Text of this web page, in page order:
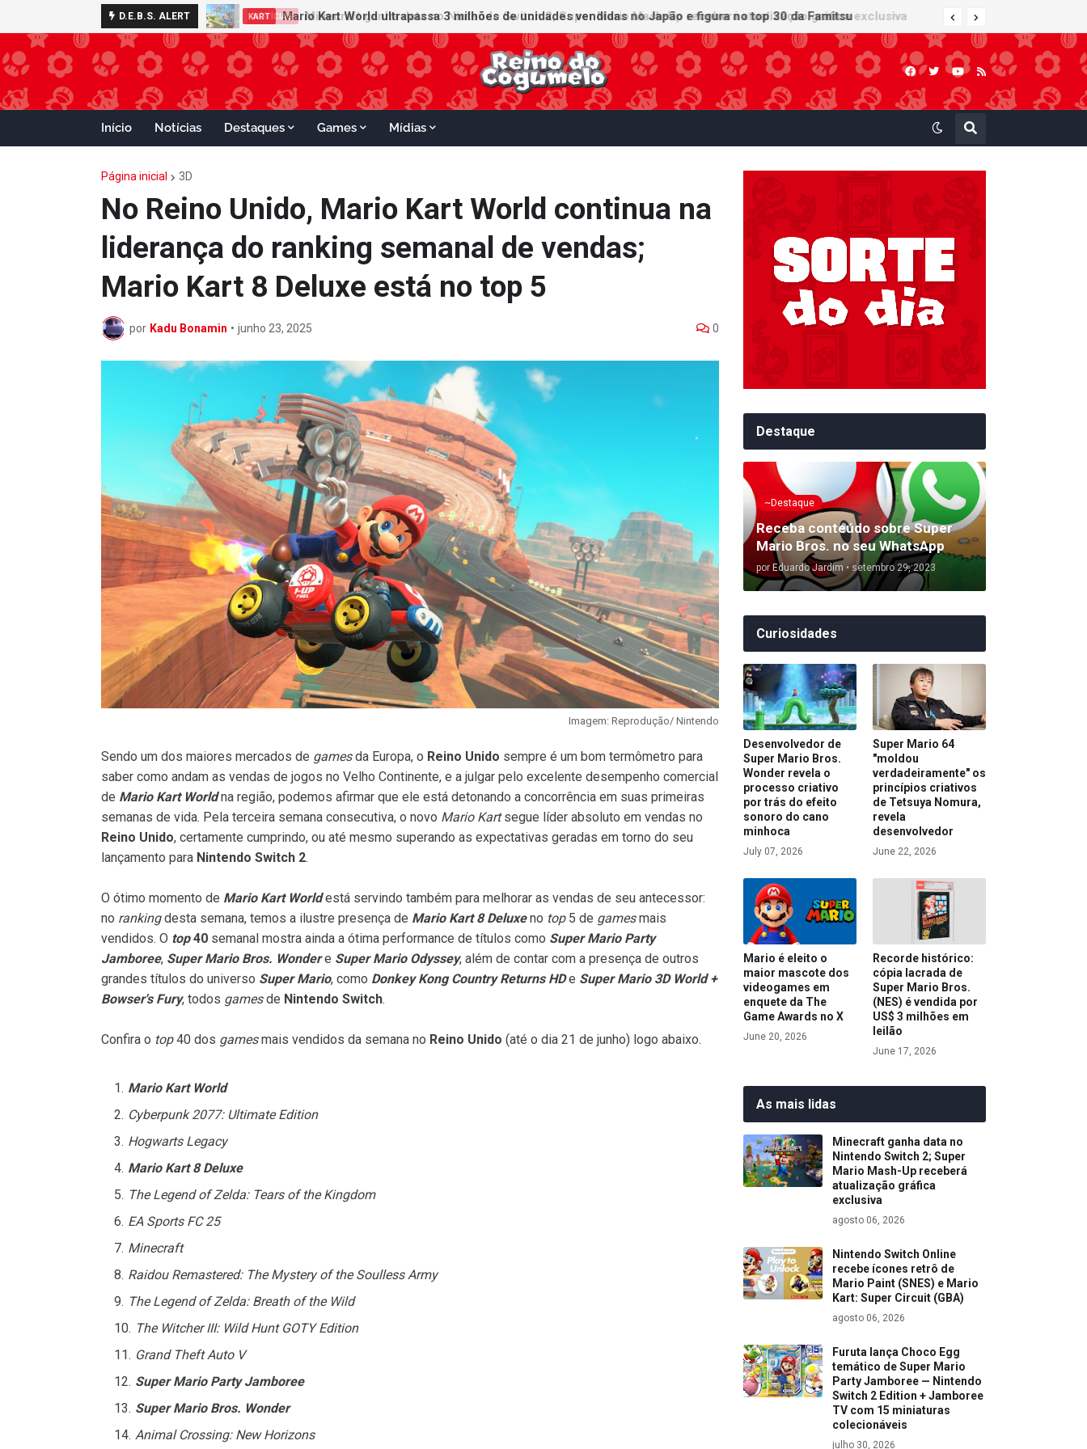
D.E.B.S. ALERT NOTÍCIAS Minecraft ganha data no Nintendo Switch 2; Super Mario Mash-Up receberá atualização gráfica exclusiva
Início Notícias Destaques Games Mídias
Página inicial 3D
No Reino Unido, Mario Kart World continua na
liderança do ranking semanal de vendas;
Mario Kart 8 Deluxe está no top 5
por Kadu Bonamin • junho 23, 2025 0
Imagem: Reprodução/ Nintendo
Sendo um dos maiores mercados de gamesda Europa, o Reino Unido sempre é um bom termômetro para
saber como andam as vendas de jogos no Velho Continente, e a julgar pelo excelente desempenho comercial
de Mario Kart Worldna região, podemos afirmar que ele está detonando a concorrência em suas primeiras
semanas de vida. Pela terceira semana consecutiva, o novo Mario Kartsegue líder absoluto em vendas no
Reino Unido, certamente cumprindo, ou até mesmo superando as expectativas geradas em torno do seu
lançamento para Nintendo Switch 2.
O ótimo momento de Mario Kart Worldestá servindo também para melhorar as vendas de seu antecessor:
no rankingdesta semana, temos a ilustre presença de Mario Kart 8 Deluxeno top5 de gamesmais
vendidos. O top40 semanal mostra ainda a ótima performance de títulos como Super Mario Party
Jamboree, Super Mario Bros. Wondere Super Mario Odyssey, além de contar com a presença de outros
grandes títulos do universo Super Mario, como Donkey Kong Country Returns HDe Super Mario 3D World +
Bowser's Fury, todos gamesde Nintendo Switch.
Confira o top40 dos gamesmais vendidos da semana no Reino Unido (até o dia 21 de junho) logo abaixo.
Mario Kart World
Cyberpunk 2077: Ultimate Edition
Hogwarts Legacy
Mario Kart 8 Deluxe
The Legend of Zelda: Tears of the Kingdom
EA Sports FC 25
Minecraft
Raidou Remastered: The Mystery of the Soulless Army
The Legend of Zelda: Breath of the Wild
The Witcher III: Wild Hunt GOTY Edition
Grand Theft Auto V
Super Mario Party Jamboree
Super Mario Bros. Wonder
Animal Crossing: New Horizons
Destaque
~Destaque
Receba conteúdo sobre Super
Mario Bros. no seu WhatsApp
por Eduardo Jardim • setembro 29, 2023
Curiosidades
Desenvolvedor de
Super Mario Bros.
Wonder revela o
processo criativo
por trás do efeito
sonoro do cano
minhoca
July 07, 2026
Super Mario 64
"moldou
verdadeiramente" os
princípios criativos
de Tetsuya Nomura,
revela
desenvolvedor
June 22, 2026
Mario é eleito o
maior mascote dos
videogames em
enquete da The
Game Awards no X
June 20, 2026
Recorde histórico:
cópia lacrada de
Super Mario Bros.
(NES) é vendida por
US$ 3 milhões em
leilão
June 17, 2026
As mais lidas
Minecraft ganha data no
Nintendo Switch 2; Super
Mario Mash-Up receberá
atualização gráfica
exclusiva
agosto 06, 2026
Nintendo Switch Online
recebe ícones retrô de
Mario Paint (SNES) e Mario
Kart: Super Circuit (GBA)
agosto 06, 2026
Furuta lança Choco Egg
temático de Super Mario
Party Jamboree — Nintendo
Switch 2 Edition + Jamboree
TV com 15 miniaturas
colecionáveis
julho 30, 2026